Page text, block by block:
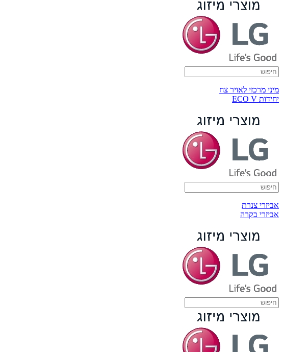
מיני מרכזי לאויר צח
יחידות ECO V
אביזרי צנרת
אביזרי בקרה